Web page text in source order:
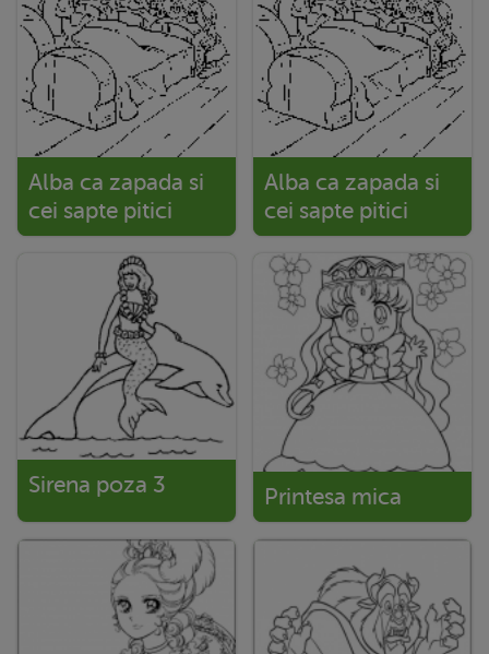
Alba ca zapada si
cei sapte pitici
Alba ca zapada si
cei sapte pitici
Sirena poza 3 Printesa mica